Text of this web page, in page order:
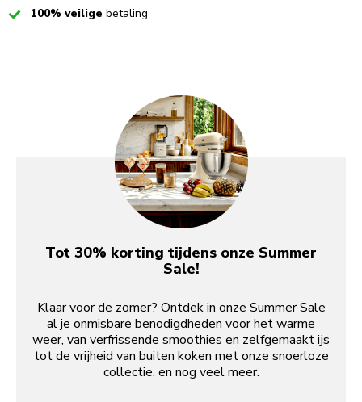
Checked100% veilige betaling
Tot 30% korting tijdens onze Summer
Sale!
Klaar voor de zomer? Ontdek in onze Summer Sale
al je onmisbare benodigdheden voor het warme
weer, van verfrissende smoothies en zelfgemaakt ijs
tot de vrijheid van buiten koken met onze snoerloze
collectie, en nog veel meer.